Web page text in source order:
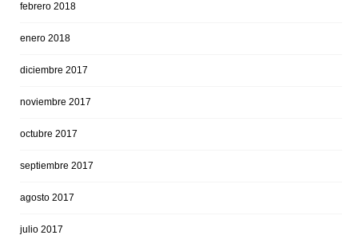
febrero 2018
enero 2018
diciembre 2017
noviembre 2017
octubre 2017
septiembre 2017
agosto 2017
julio 2017